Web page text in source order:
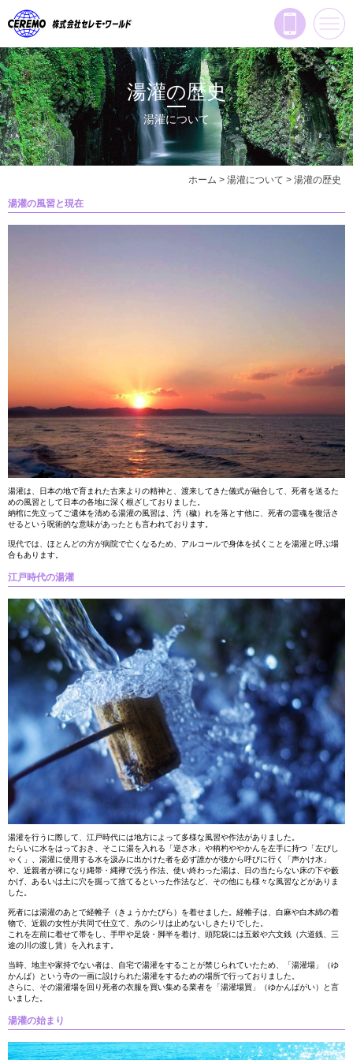
湯灌の歴史
湯灌について
ホーム > 湯灌について > 湯灌の歴史
湯灌の風習と現在
湯灌は、日本の地で育まれた古来よりの精神と、渡来してきた儀式が融合して、死者を送るた
めの風習として日本の各地に深く根ざしておりました。
納棺に先立ってご遺体を清める湯灌の風習は、汚（穢）れを落とす他に、死者の霊魂を復活さ
せるという呪術的な意味があったとも言われております。
現代では、ほとんどの方が病院で亡くなるため、アルコールで身体を拭くことを湯灌と呼ぶ場
合もあります。
江戸時代の湯灌
湯灌を行うに際して、江戸時代には地方によって多様な風習や作法がありました。
たらいに水をはっておき、そこに湯を入れる「逆さ水」や柄杓ややかんを左手に持つ「左びし
ゃく」、湯灌に使用する水を汲みに出かけた者を必ず誰かが後から呼びに行く「声かけ水」
や、近親者が裸になり縄帯・縄襷で洗う作法、使い終わった湯は、日の当たらない床の下や藪
かげ、あるいは土に穴を掘って捨てるといった作法など、その他にも様々な風習などがありま
した。
死者には湯灌のあとで経帷子（きょうかたびら）を着せました。経帷子は、白麻や白木綿の着
物で、近親の女性が共同で仕立て、糸のシリは止めないしきたりでした。
これを左前に着せて帯をし、手甲や足袋・脚半を着け、頭陀袋には五穀や六文銭（六道銭、三
途の川の渡し賃）を入れます。
当時、地主や家持でない者は、自宅で湯灌をすることが禁じられていたため、「湯灌場」（ゆ
かんば）という寺の一画に設けられた湯灌をするための場所で行っておりました。
さらに、その湯灌場を回り死者の衣服を買い集める業者を「湯灌場買」（ゆかんばがい）と言
いました。
湯灌の始まり